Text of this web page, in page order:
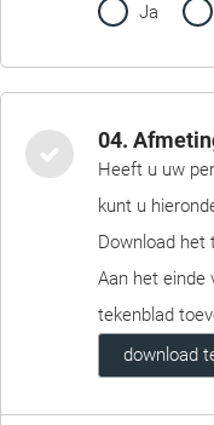
Ja
04.
Heeft u uw
kunt u
Download het
Aan het einde
tekenblad
download